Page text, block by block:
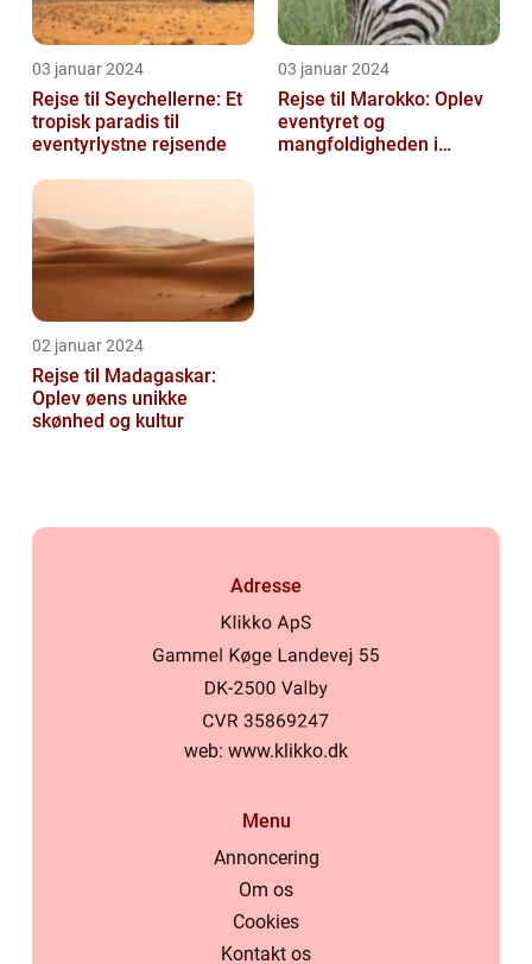
03 januar 2024
Rejse til Seychellerne: Et
tropisk paradis til
eventyrlystne rejsende
03 januar 2024
Rejse til Marokko: Oplev
eventyret og
mangfoldigheden i
02 januar 2024
Rejse til Madagaskar:
Oplev øens unikke
skønhed og kultur
Adresse
web: www.klikko.dk
Menu
Annoncering
Om os
Cookies
Kontakt os